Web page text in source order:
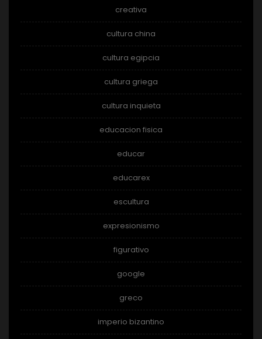
creativa
cultura china
cultura egipcia
cultura griega
cultura inquieta
educacion fisica
educar
educarex
escultura
expresionismo
figurativo
google
greco
imperio bizantino